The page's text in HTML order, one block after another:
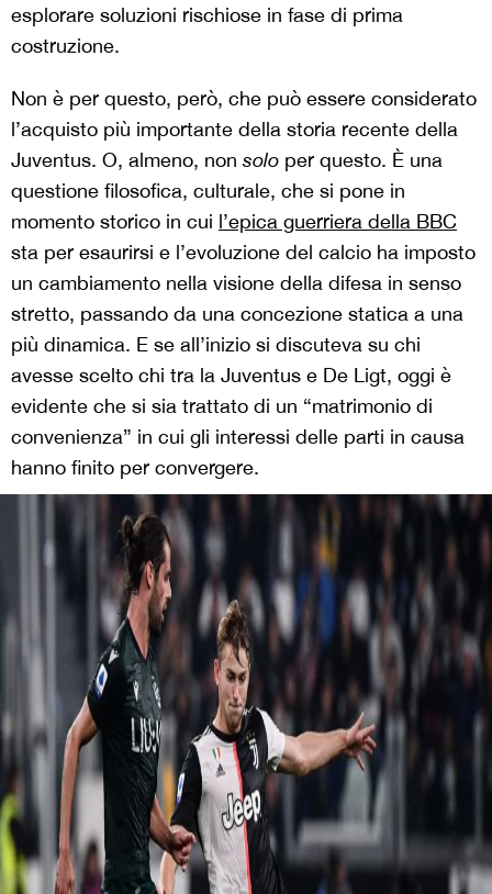
esplorare soluzioni rischiose in fase di prima
costruzione.
Non è per questo, però, che può essere considerato
l’acquisto più importante della storia recente della
Juventus. O, almeno, non solo per questo. È una
questione filosofica, culturale, che si pone in
momento storico in cui l’epica guerriera della BBC
sta per esaurirsi e l’evoluzione del calcio ha imposto
un cambiamento nella visione della difesa in senso
stretto, passando da una concezione statica a una
più dinamica. E se all’inizio si discuteva su chi
avesse scelto chi tra la Juventus e De Ligt, oggi è
evidente che si sia trattato di un “matrimonio di
convenienza” in cui gli interessi delle parti in causa
hanno finito per convergere.